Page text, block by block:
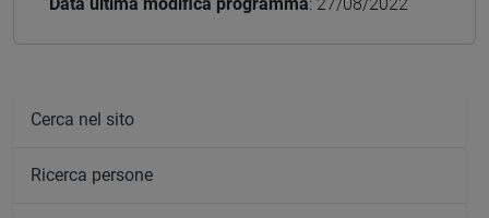
Data ultima modifica programma: 27/08/2022
Cerca nel sito
Ricerca persone